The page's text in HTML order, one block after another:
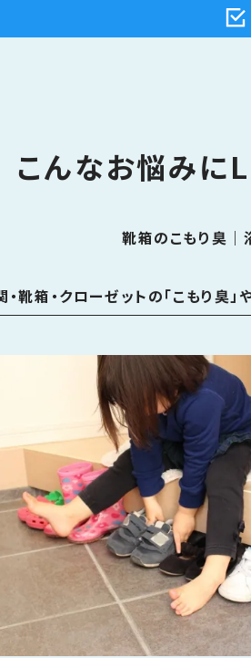
こんなお悩みに
靴箱のこもり臭｜
・靴箱・クローゼットの「こもり臭